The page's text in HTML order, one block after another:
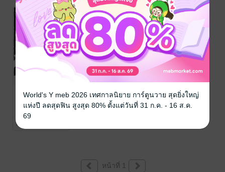
Nareul
นิยายโรมานซ์
1 Rating
หน้าที่ 1
World's Y meb 2026 เทศกาลนิยาย การ์ตูนวาย สุดยิ่งใหญ่
แห่งปี ลดสุดฟิน สูงสุด 80% ตั้งแต่วันที่ 31 ก.ค. - 16 ส.ค.
69